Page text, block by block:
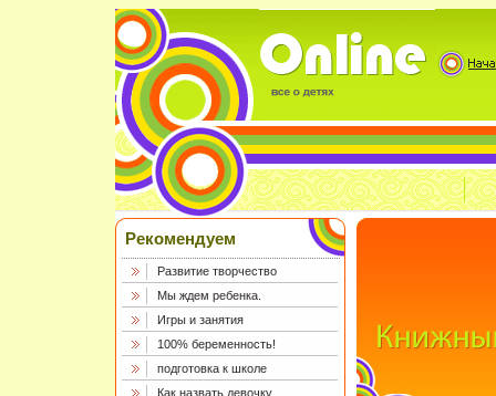
Рекомендуем
Развитие творчество
Мы ждем ребенка.
Игры и занятия
100% беременность!
подготовка к школе
Как назвать девочку.